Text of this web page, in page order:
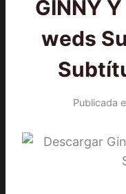
GINNY
weds
Publicada